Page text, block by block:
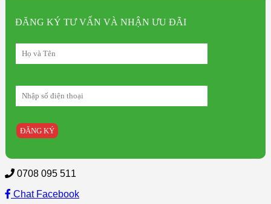
BKZ
-
số
lượng
ĐĂNG KÝ TƯ VẤN VÀ NHẬN ƯU ĐÃI
0708 095 511
Chat Facebook